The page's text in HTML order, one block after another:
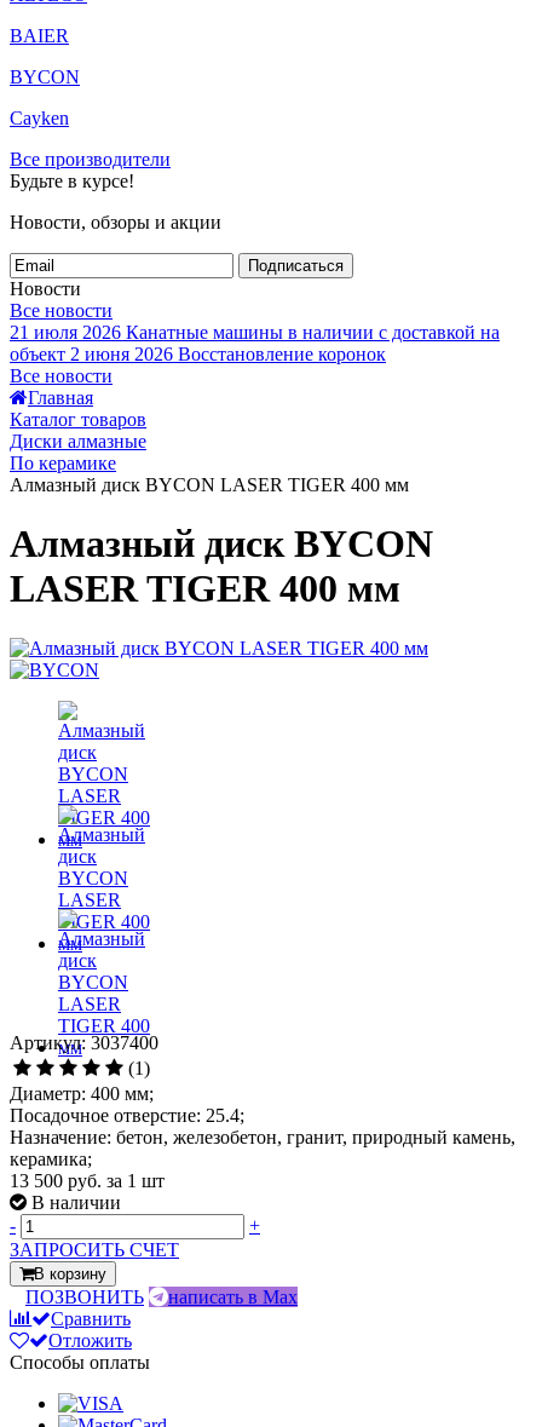
BAIER
BYCON
Cayken
Все производители
Будьте в курсе!
Новости, обзоры и акции
Подписаться
Новости
Все новости
21 июля 2026 Канатные машины в наличии с доставкой на
объект 2 июня 2026 Восстановление коронок
Все новости
Главная
Каталог товаров
Диски алмазные
По керамике
Алмазный диск BYCON LASER TIGER 400 мм
Алмазный диск BYCON
LASER TIGER 400 мм
Артикул: 3037400
(1)
Диаметр: 400 мм;
Посадочное отверстие: 25.4;
Назначение: бетон, железобетон, гранит, природный камень,
керамика;
13 500 руб. за 1 шт
В наличии
-
+
ЗАПРОСИТЬ СЧЕТ
В корзину
ПОЗВОНИТЬ
написать в Max
Сравнить
Отложить
Способы оплаты